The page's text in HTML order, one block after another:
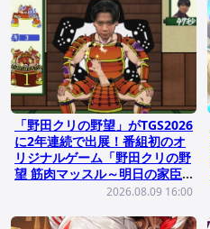
「野田クリの野望」がTGS2026
に2年連続で出展！番組初のオ
リジナルゲーム「野田クリの野
望 筋肉マッスル～明日の家臣
は君だ～」を世界最速で体験で
2026.08.09 16:00